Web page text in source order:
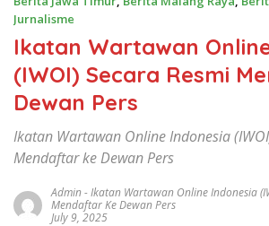
Jurnalisme
Ikatan Wartawan
(IWOI) Secara Resmi
Dewan Pers
Ikatan Wartawan Online Indonesia
Mendaftar ke Dewan Pers
Admin-Ikatan Wartawan Online Indonesia
Mendaftar Ke Dewan Pers
July 9, 2025